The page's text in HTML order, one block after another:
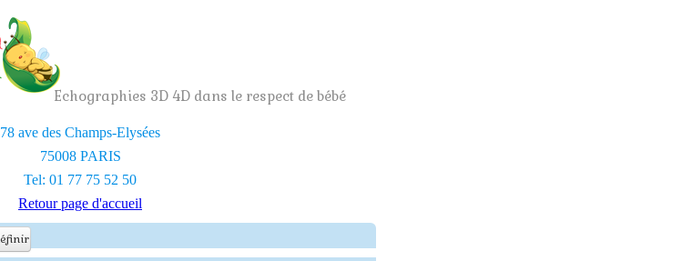
Echographies 3D 4D dans le respect de bébé
78 ave des Champs-Elysées
75008 PARIS
Tel: 01 77 75 52 50
Retour page d'accueil